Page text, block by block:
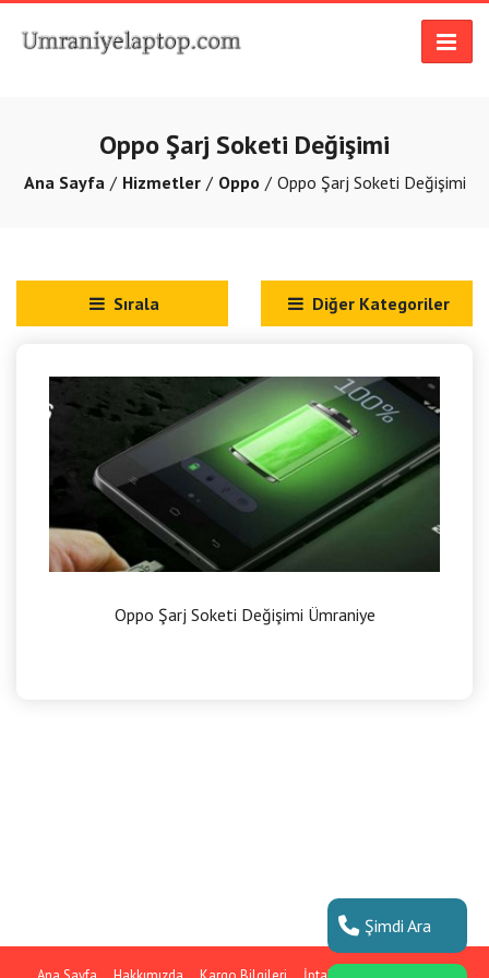
Oppo Şarj Soketi Değişimi
Ana Sayfa Hizmetler Oppo Oppo Şarj Soketi Değişimi
Sırala Diğer Kategoriler
Oppo Şarj Soketi Değişimi Ümraniye
Şimdi Ara